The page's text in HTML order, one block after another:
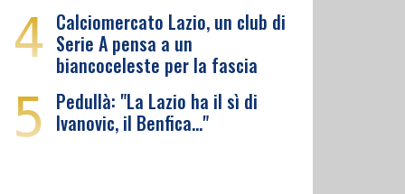
4 Calciomercato Lazio, un club di
Serie A pensa a un
biancoceleste per la fascia
5 Pedullà: "La Lazio ha il sì di
Ivanovic, il Benfica…"